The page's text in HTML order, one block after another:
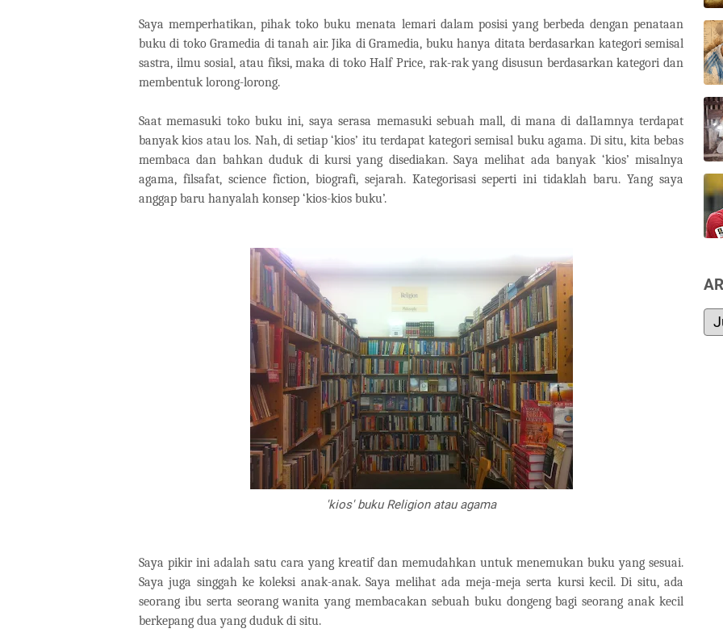
Saya memperhatikan, pihak toko buku menata lemari dalam posisi yang berbeda dengan penataan
buku di toko Gramedia di tanah air. Jika di Gramedia, buku hanya ditata berdasarkan kategori semisal
sastra, ilmu sosial, atau fiksi, maka di toko Half Price, rak-rak yang disusun berdasarkan kategori dan
membentuk lorong-lorong.
Saat memasuki toko buku ini, saya serasa memasuki sebuah mall, di mana di dal1amnya terdapat
banyak kios atau los. Nah, di setiap ‘kios’ itu terdapat kategori semisal buku agama. Di situ, kita bebas
membaca dan bahkan duduk di kursi yang disediakan. Saya melihat ada banyak ‘kios’ misalnya
agama, filsafat, science fiction, biografi, sejarah. Kategorisasi seperti ini tidaklah baru. Yang saya
anggap baru hanyalah konsep ‘kios-kios buku’.
'kios' buku Religion atau agama
Saya pikir ini adalah satu cara yang kreatif dan memudahkan untuk menemukan buku yang sesuai.
Saya juga singgah ke koleksi anak-anak. Saya melihat ada meja-meja serta kursi kecil. Di situ, ada
seorang ibu serta seorang wanita yang membacakan sebuah buku dongeng bagi seorang anak kecil
berkepang dua yang duduk di situ.